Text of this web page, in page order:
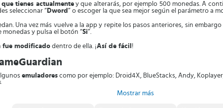
tienes actualmentey que alterarás, por ejemplo 500 monedas. A
seleccionar “ Dword ” o escoger la que sea mejor según el parámetro a
Una vez más vuelve a la app y repite los pasos anteriores, sin
monedas y pulsa el botón “Si”.
fue modificado dentro de ella. ¡Así de fácil !
emuladores como por ejemplo: Droid4X, BlueStacks, Andy,
, por lo que una partida puede durar más o menos según
Mostrar más